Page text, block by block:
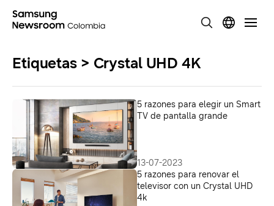
Etiquetas > Crystal UHD 4K
5 razones para elegir un Smart
TV de pantalla grande
13-07-2023
5 razones para renovar el
televisor con un Crystal UHD
4k